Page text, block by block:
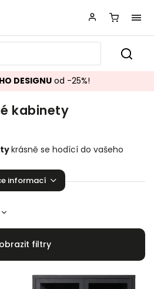
DESIGNUod -25%!
kabinety
krásně se hodící do vašeho
informací